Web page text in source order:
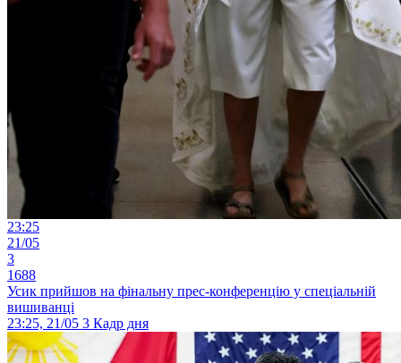
23:25
21/05
3
1688
Усик прийшов на фінальну прес-конференцію у спеціальній
вишиванці
23:25, 21/05 3 Кадр дня